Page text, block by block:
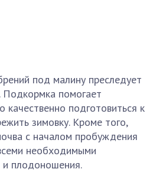
под малину преследует
Подкормка помогает
качественно подготовиться к
зимовку. Кроме того,
с началом пробуждения
необходимыми
плодоношения.